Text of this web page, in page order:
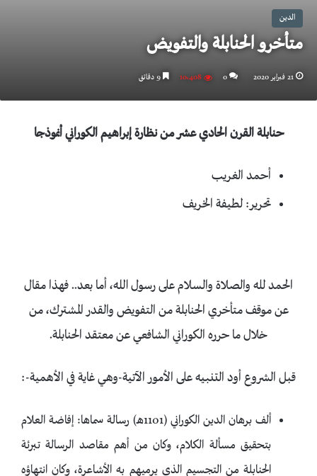
الدين
متأخرو الحنابلة والتفويض
21 فبراير 2020 0 10٬408
حنابلة القرن الحادي عشر من نظارة إبراهيم الكوراني أنموذجا
أحمد الغريب
تحرير: لطيفة الخريف
الحمد لله والصلاة والسلام على رسول الله، أما بعد.. فهذا مقال
عن موقف متأخري الحنابلة من التفويض والقدر المشترك، من
خلال ما حرره الكوراني الشافعي عن معتقد الحنابلة.
قبل الشروع أود التنبيه على الأمور الآتية-وهي غاية في الأهمية-:
ألف برهان الدين الكوراني (1101هـ) رسالة سماها: إفاضة العلام
بتحقيق مسألة الكلام، وكان من أهم مقاصد الرسالة تبرئة
الحنابلة من التجسيم الذي يرميهم به الأشاعرة، وكان انتهاؤه